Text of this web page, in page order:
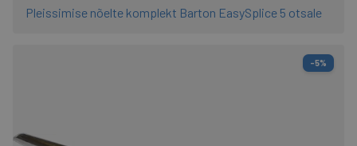
Pleissimise nõelte komplekt Barton EasySplice 5 otsale
-5%